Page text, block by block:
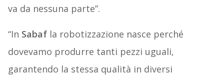
va da nessuna parte”.
“In Sabafla robotizzazione nasce perché
dovevamo produrre tanti pezzi uguali,
garantendo la stessa qualità in diversi